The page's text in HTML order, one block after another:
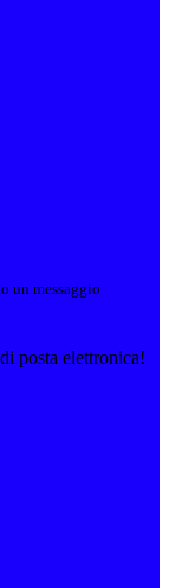
un messaggio
posta elettronica!